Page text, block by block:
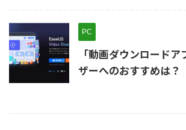
PC
「動画ダウンロード
ザーへのおすすめは？